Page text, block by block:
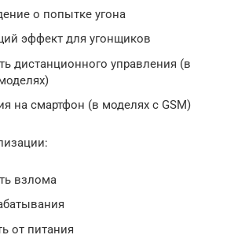
о попытке угона
эффект для угонщиков
дистанционного управления (в
на смартфон (в моделях с GSM)
взлома
от питания